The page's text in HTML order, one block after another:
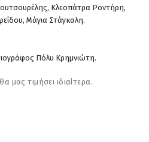
Κλεοπάτρα Ροντήρη,
Μάγια Στάγκαλη.
Πόλυ Κρημνιώτη.
μας τιμήσει ιδιαίτερα.